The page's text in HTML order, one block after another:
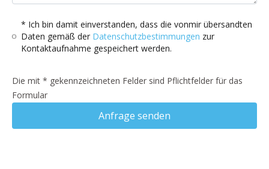
* Ich bin damit einverstanden, dass die vonmir übersandten
Daten gemäß der Datenschutzbestimmungen zur
Kontaktaufnahme gespeichert werden.
Die mit * gekennzeichneten Felder sind Pflichtfelder für das
Formular
Anfrage senden